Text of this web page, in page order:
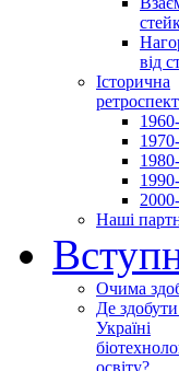
від
Історична
1960-
1970-
1980-
1990-
Наші
Очима
Де
Україні